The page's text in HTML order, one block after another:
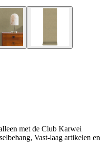
met de Club Karwei
Vast-laag artikelen en